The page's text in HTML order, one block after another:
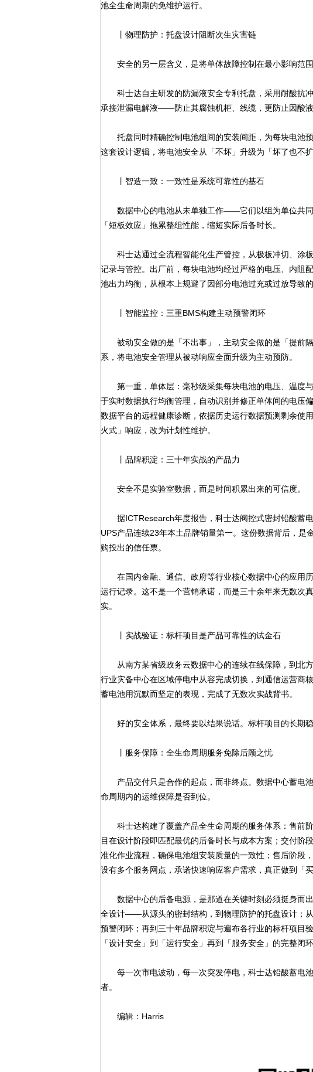
池全生命周期的免维护运行。
丨物理防护：托盘设计阻断次生灾害链
安全的另一层含义，是将单体故障控制在最小影响范围
科士达自主研发的防漏液安全专利托盘，采用耐酸抗
承接泄漏电解液——防止其腐蚀机柜、线缆，更防止因酸液
托盘同时精确控制电池组间的安装间距，为每块电池预
这套设计逻辑，将电池安全从「不坏」升级为「坏了也不
丨智造一致：一致性是系统可靠性的基石
数据中心的电池从未单独工作——它们以组为单位共同
「短板效应」拖累整组性能，缩短实际后备时长。
科士达通过全流程智能化生产管控，从极板冲切、涂
记录与管控。出厂前，每块电池均经过严格的电压、内阻
池出力均衡，从根本上规避了因部分电池过充或过放导致
丨智能监控：三重BMS构建主动预警闭环
被动安全做的是「不出事」，主动安全做的是「提前
系，将电池安全管理从被动响应全面升级为主动预防。
第一重，单体层：毫秒级采集每块电池的电压、温度
于实时数据执行均衡管理，自动识别并修正单体间的电压
数据平台的远程健康诊断，依据历史运行数据预测剩余
火式」响应，改为计划性维护。
丨品牌积淀：三十年实战的产品力
安全不是实验室数据，而是时间积累出来的可信度。
据ICTResearch年度报告，科士达阀控式密封铅酸蓄电
UPS产品连续23年本土品牌销量第一。这份数据背后，是
购投出的信任票。
在国内金融、通信、政府等行业核心数据中心的应用历
运行记录。这不是一个营销承诺，而是三十余年来无数次
实。
丨实战验证：标杆项目是产品可靠性的试金石
从南方某省级政务云数据中心的连续在线保障，到北
行业灾备中心在区域停电中从容完成切换，到通信运营
蓄电池用沉默而坚定的表现，完成了无数次实战背书。
好的安全体系，最终要以结果说话。标杆项目的长期稳
丨服务保障：全生命周期服务免除后顾之忧
产品交付只是合作的起点，而非终点。数据中心蓄电
命周期内的运维保障是否到位。
科士达构建了覆盖产品全生命周期的服务体系：售前
目在设计阶段即匹配最优的后备时长与成本方案；交付阶
准化作业流程，确保电池组安装质量的一致性；售后阶段
设有多个服务网点，承诺快速响应客户需求，真正做到「
数据中心的后备电源，是那道在关键时刻必须挺身而
全设计——从源头的密封结构，到物理防护的托盘设计；
预警闭环；再到三十年品牌积淀与遍布各行业的标杆项
「设计安全」到「运行安全」再到「服务安全」的完整闭环
每一次市电波动，每一次突发停电，科士达铅酸蓄电
者。
编辑：Harris